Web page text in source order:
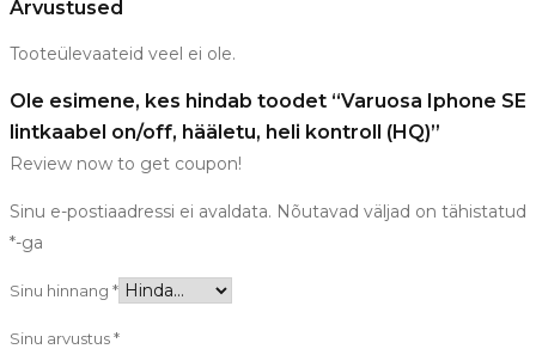
Arvustused
Tooteülevaateid veel ei ole.
Ole esimene, kes hindab toodet “Varuosa Iphone SE
lintkaabel on/off, hääletu, heli kontroll (HQ)”
Review now to get coupon!
Sinu e-postiaadressi ei avaldata. Nõutavad väljad on tähistatud
*-ga
Sinu hinnang *
Sinu arvustus*